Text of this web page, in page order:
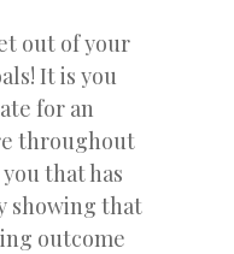
out of your
It is you
for an
throughout
that has
showing that
outcome